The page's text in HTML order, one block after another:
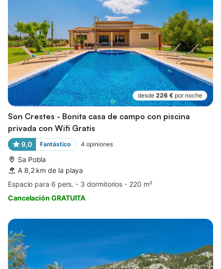
desde 226 € por noche
Son Crestes - Bonita casa de campo con piscina
privada con Wifi Gratis
9,0 Fantástico 4 opiniones
Sa Pobla
A 8,2 km de la playa
Espacio para 6 pers.
3 dormitorios
220 m²
Cancelación GRATUITA